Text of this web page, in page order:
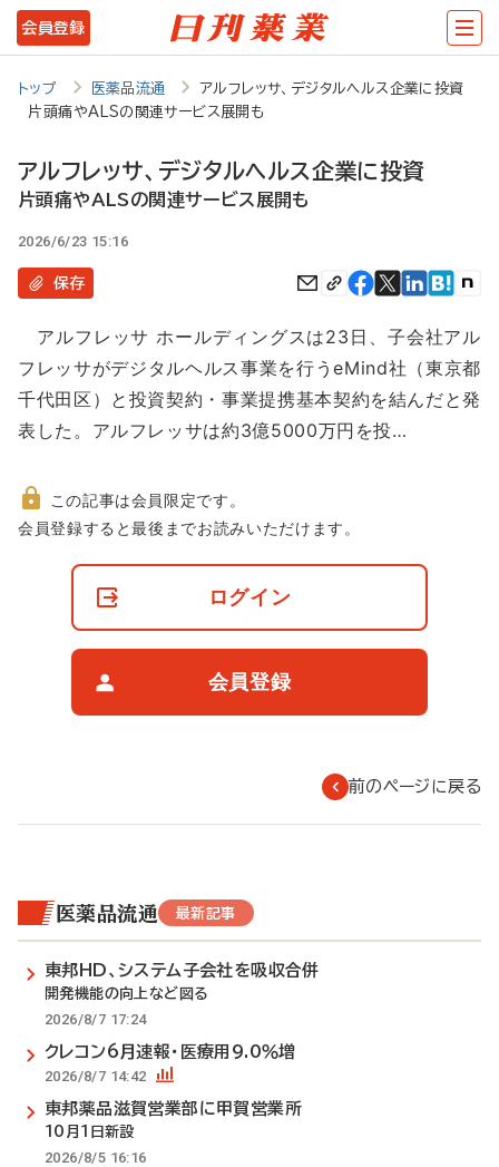
メ
イ
ン
ツ
に
会員登録
トップ 医薬品流通
アルフレッサ、デジタルヘルス企業に投資
片頭痛やALSの関連サービス展開も
アルフレッサ、デジタルヘルス企業に投資
片頭痛やALSの関連サービス展開も
2026/6/23 15:16
保存
アルフレッサ ホールディングスは23日、子会社アル
フレッサがデジタルヘルス事業を行うeMind社（東京都
千代田区）と投資契約・事業提携基本契約を結んだと発
表した。アルフレッサは約3億5000万円を投…
非
この記事は会員限定です。
会員登録すると最後までお読みいただけます。
ログイン
会員登録
前のページに戻る
医薬品流通 最新記事
東邦HD、システム子会社を吸収合併
開発機能の向上など図る
2026/8/7 17:24
クレコン6月速報・医療用9.0％増
2026/8/7 14:42
東邦薬品滋賀営業部に甲賀営業所
10月1日新設
2026/8/5 16:16